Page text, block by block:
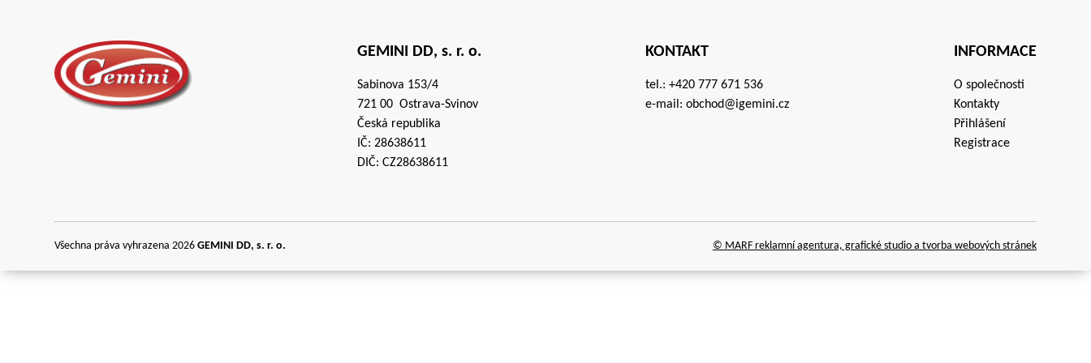
GEMINI DD, s. r. o.
Sabinova 153/4
721 00 Ostrava-Svinov
Česká republika
IČ: 28638611
DIČ: CZ28638611
KONTAKT
tel.:+420 777 671 536
e-mail:obchod@igemini.cz
INFORMACE
O společnosti
Kontakty
Přihlášení
Registrace
Všechna práva vyhrazena 2026GEMINI DD, s. r. o. © MARF reklamní agentura, grafické studio a tvorba webových stránek